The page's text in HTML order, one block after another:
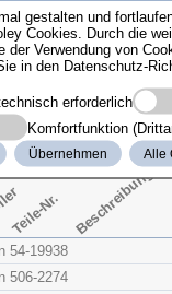
Teile-Nr. Beschreibung
54-19938
506-2274
gestalten und
Cookies. Durch die
der Verwendung von
in den Datenschutz-
erforderlich
Komfortfunktion
Übernehmen Alle